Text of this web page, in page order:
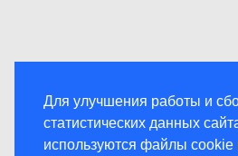
Для улучшения работы и
статистических данных
используются файлы cookie